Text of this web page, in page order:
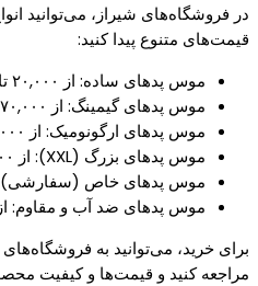
در فروشگاه‌های شیراز، می‌توانید
قیمت‌های متنوع پیدا کنید:
موس پدهای ساده: از ۲۰,۰۰۰ تا ۵۰,۰۰۰ تومان.
موس پدهای گیمینگ: از ۷۰,۰۰۰ تا ۲۰۰,۰۰۰ تومان.
موس پدهای ارگونومیک: از ۵۰,۰۰۰ تا ۱۵۰,۰۰۰ تومان.
موس پدهای بزرگ (XXL): از ۱۰۰,۰۰۰ تا ۳۰۰,۰۰۰ تومان.
موس پدهای خاص (سفارشی): از ۷۰,۰۰۰ تومان و
موس پدهای ضد آب و مقاوم: از ۶۰,۰۰۰ تا ۱۵۰,۰۰۰ تومان.
برای خرید، می‌توانید به
مراجعه کنید و قیمت‌ها و کیفیت